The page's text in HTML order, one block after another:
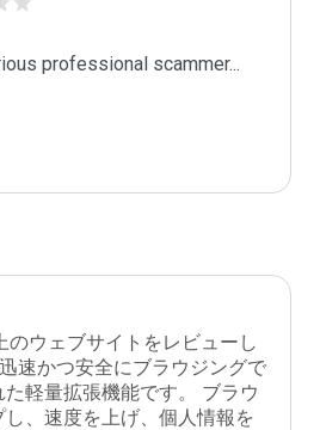
professional scammer...
のウェブサイトをレビューし
速かつ安全にブラウジングで
軽量拡張機能です。 ブラウ
、速度を上げ、個人情報を